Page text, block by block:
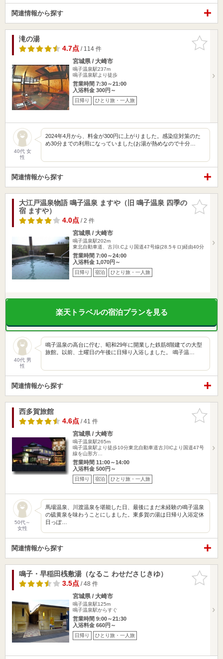
関連情報から探す
お気に入
りに追加
滝の湯
4.7点/ 114 件
宮城県 / 大崎市
鳴子温泉駅237m
鳴子温泉駅より徒歩
営業時間 7:30～21:00
入浴料金 300円～
日帰り ひとり旅・一人旅
40代 女
性
2024年4月から、料金が300円に上がりました。感染症対策のた
め30分までの利用になっていました(⁠お湯が熱めなので十分…
関連情報から探す
お気に入
りに追加
大江戸温泉物語 鳴子温泉 ますや（旧 鳴子温泉 四季の
宿 ますや）
4.0点/ 2 件
宮城県 / 大崎市
鳴子温泉駅202m
東北自動車道、古川I.Cより国道47号線(28.5キロ)経由40分
営業時間 7:00～24:00
入浴料金 1,070円～
日帰り 宿泊 ひとり旅・一人旅
楽天トラベルの宿泊プランを見る
40代 男
性
鳴子温泉の高台に佇む、昭和29年に開業した鉄筋8階建ての大型
旅館。以前、土曜日の午後に日帰り入浴しました。 鳴子温…
関連情報から探す
お気に入
りに追加
西多賀旅館
4.6点/ 41 件
宮城県 / 大崎市
鳴子温泉駅265m
鳴子温泉駅より徒歩10分東北自動車道古川ICより国道47号
線を山形方…
営業時間 11:00～14:00
入浴料金 500円～
日帰り 宿泊 ひとり旅・一人旅
50代～
女性
馬場温泉、川渡温泉を堪能した日、最後にまだ未経験の鳴子温泉
の硫黄泉を味わうことにしました。東多賀の湯は日帰り入浴定休
日っぽ…
関連情報から探す
お気に入
りに追加
鳴子・早稲田桟敷湯（なるこ わせださじきゆ）
3.5点/ 48 件
宮城県 / 大崎市
鳴子温泉駅125m
鳴子温泉駅からすぐ
営業時間 9:00～21:30
入浴料金 660円～
日帰り ひとり旅・一人旅